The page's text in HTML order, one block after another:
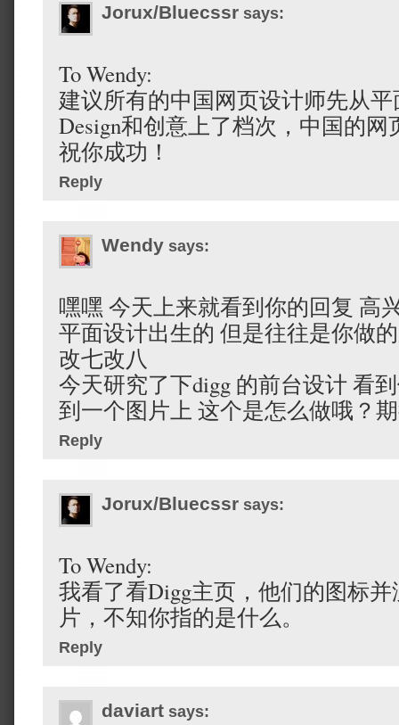
Jorux/Bluecssr says:
To Wendy:
建议所有的中国网页设计师先从
Design和创意上了档次，中国的
祝你成功！
Reply
Wendy says:
嘿嘿 今天上来就看到你的回复 高
平面设计出生的 但是往往是你做
改七改八
今天研究了下digg 的前台设计 看
到一个图片上 这个是怎么做哦？
Reply
Jorux/Bluecssr says:
To Wendy:
我看了看Digg主页，他们的图标
片，不知你指的是什么。
Reply
daviart says: